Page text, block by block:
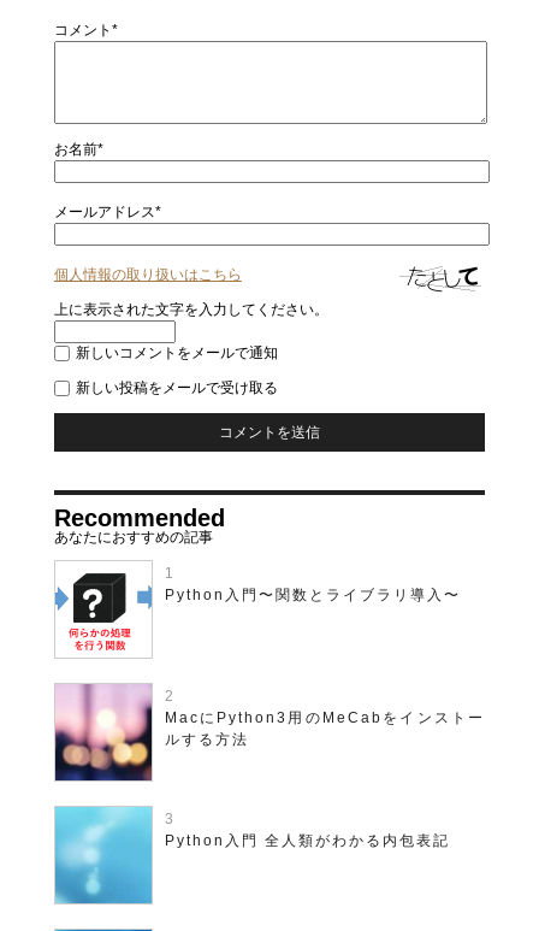
コメント*
お名前*
メールアドレス*
個人情報の取り扱いはこちら
上に表示された文字を入力してください。
新しいコメントをメールで通知
新しい投稿をメールで受け取る
Recommended
Python入門〜関数とライブラリ導入〜
MacにPython3用のMeCabをインストー
ルする方法
Python入門 全人類がわかる内包表記